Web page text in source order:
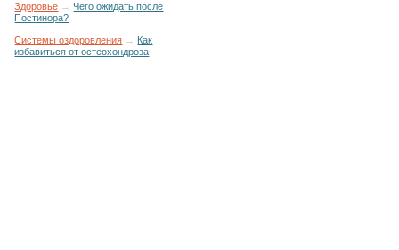
Здоровье →Чего ожидать после
Постинора?
Системы оздоровления → Как
избавиться от остеохондроза